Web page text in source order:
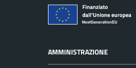
AMMINISTRAZIONE